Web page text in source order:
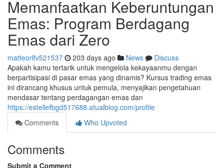
Memanfaatkan Keberuntungan
Emas: Program Berdagang
Emas dari Zero
matteorlfv521537 203 days ago News
Discuss
Apakah kamu tertarik untuk mengelola kekayaanmu dengan
berpartisipasi di pasar emas yang dinamis? Kursus trading emas
ini dirancang khusus untuk pemula, menyajikan pengetahuan
mendasar tentang perdagangan emas dan
https://estellefbgd517688.atualblog.com/profile
Comments
Who Upvoted
Comments
Submit a Comment